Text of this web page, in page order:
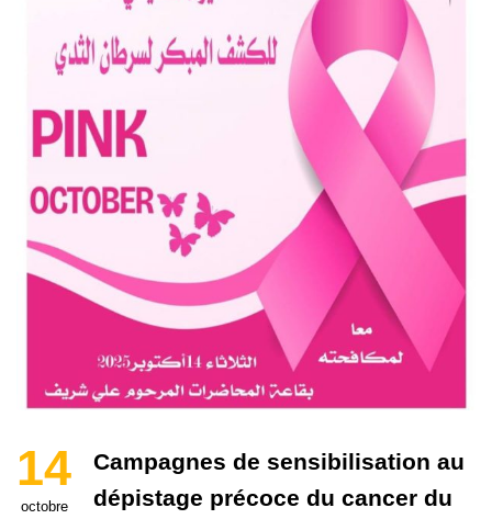
14
octobre
Campagnes de sensibilisation au
dépistage précoce du cancer du